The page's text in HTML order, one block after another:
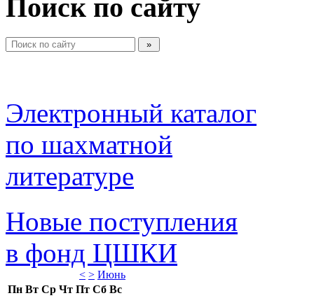
Поиск по сайту
Электронный каталог
по шахматной
литературе
Новые поступления
в фонд ЦШКИ
< > Июнь
Пн Вт Ср Чт Пт Сб Вс